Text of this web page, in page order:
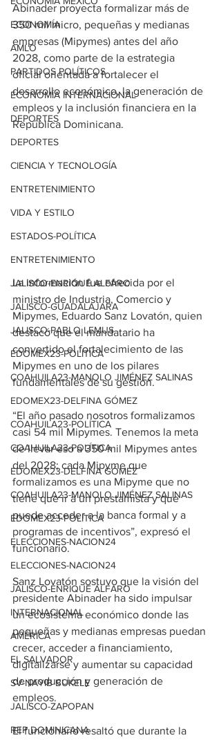
ECONOMÍA
AMLO
PARTIDOS POLÍTICOS
ECONOMÍA INTERNACIONAL
DEPORTES
DEPORTES
CIENCIA Y TECNOLOGÍA
ENTRETENIMIENTO
VIDA Y ESTILO
ESTADOS-POLÍTICA
ENTRETENIMIENTO
JALISCO-ENRIQUE ALFARO
JALISCO-GUADALAJARA
JALISCO-PABLO LEMUS
EDOMEX23-POLÍTICA
COAHUILA23-MANOLO JIMÉNEZ SALINAS
EDOMEX23-DELFINA GÓMEZ
COAHUILA23-POLÍTICA
COAHUILA23-POLÍTICA
EDOMEX23-DELFINA GÓMEZ
COAHUILA23-MANOLO JIMÉNEZ SALINAS
EDOMEX23-POLÍTICA
ELECCIONES-NACION24
ELECCIONES-NACION24
JALISCO-ENRIQUE ALFARO
INTERNACIONAL
AMÉRICA
EL SALVADOR
SV-NAYIB BUKELE
JALISCO-ZAPOPAN
REP DOMINICANA
Abinader proyecta formalizar más de
350 mil micro, pequeñas y medianas
empresas (Mipymes) antes del año
2028, como parte de la estrategia
oficial orientada a fortalecer el
desarrollo económico, la generación de
empleos y la inclusión financiera en la
República Dominicana.
La información fue ofrecida por el
ministro de Industria, Comercio y
Mipymes, Eduardo Sanz Lovatón, quien
destacó que el mandatario ha
convertido el fortalecimiento de las
Mipymes en uno de los pilares
fundamentales de su gestión.
“El año pasado nosotros formalizamos
casi 54 mil Mipymes. Tenemos la meta
de llevar eso a 350 mil Mipymes antes
del 2028; cada Mipyme que
formalizamos es una Mipyme que no
tiene que ir a un prestamista y que
puede acceder a la banca formal y a
programas de incentivos”, expresó el
funcionario.
Sanz Lovatón sostuvo que la visión del
presidente Abinader ha sido impulsar
un ecosistema económico donde las
pequeñas y medianas empresas puedan
crecer, acceder a financiamiento,
digitalizarse y aumentar su capacidad
de producción y generación de
empleos.
El funcionario resaltó que durante la